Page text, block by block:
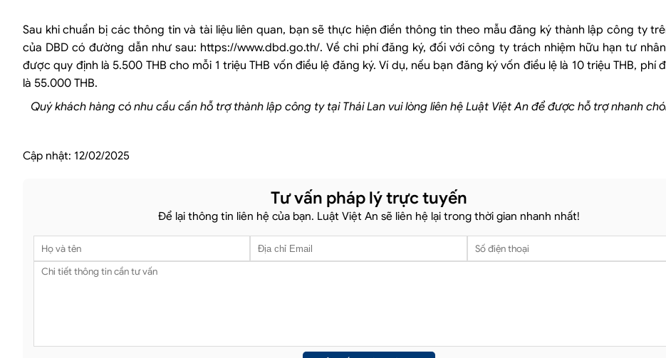
Sau khi chuẩn bị các thông tin và tài liệu liên quan, bạn sẽ thực hiện điền thông tin theo mẫu đăng ký thành lập công ty
của DBD có đường dẫn như sau: https://www.dbd.go.th/. Về chi phí đăng ký, đối với công ty trách nhiệm hữu hạn tư
được quy định là 5.500 THB cho mỗi 1 triệu THB vốn điều lệ đăng ký. Ví dụ, nếu bạn đăng ký vốn điều lệ là 10 triệu THB, phí
là 55.000 THB.
Quý khách hàng có nhu cầu cần hỗ trợ thành lập công ty tại Thái Lan vui lòng liên hệ Luật Việt An để được hỗ trợ nhanh
Cập nhật: 12/02/2025
Tư vấn pháp lý trực tuyến
Để lại thông tin liên hệ của bạn. Luật Việt An sẽ liên hệ lại trong thời gian nhanh nhất!